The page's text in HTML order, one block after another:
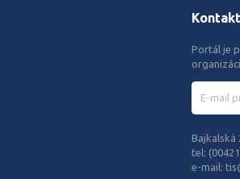
Portál je
Bajkalská
tel:
e-mail: